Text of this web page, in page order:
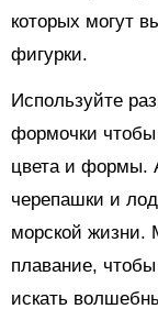
которых могут
фигурки.
Используйте
формочки чтобы
цвета и формы.
черепашки и
морской жизни.
плавание,
искать